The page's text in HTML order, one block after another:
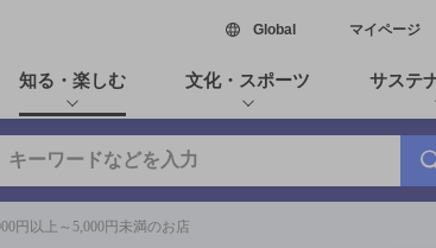
Global新しいウィンドウで開
マイページ
知る・楽しむ 文化・スポーツ サステ
円以上～5,000円未満のお店